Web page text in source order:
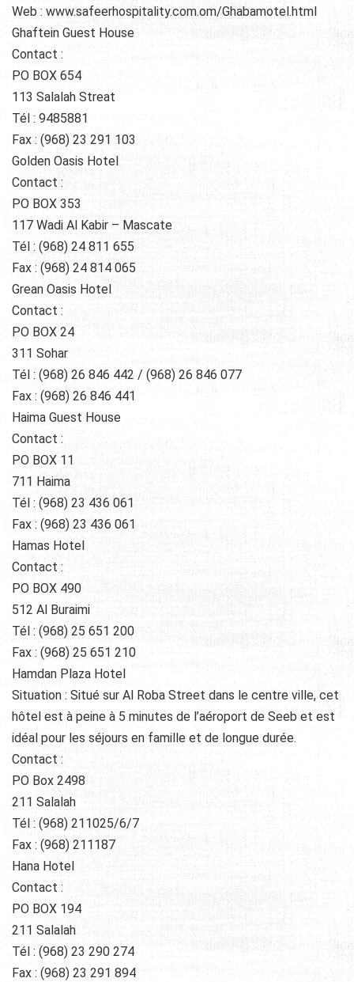
Web : www.safeerhospitality.com.om/Ghabamotel.html
Ghaftein Guest House
Contact :
PO BOX 654
113 Salalah Streat
Tél : 9485881
Fax : (968) 23 291 103
Golden Oasis Hotel
Contact :
PO BOX 353
117 Wadi Al Kabir – Mascate
Tél : (968) 24 811 655
Fax : (968) 24 814 065
Grean Oasis Hotel
Contact :
PO BOX 24
311 Sohar
Tél : (968) 26 846 442 / (968) 26 846 077
Fax : (968) 26 846 441
Haima Guest House
Contact :
PO BOX 11
711 Haima
Tél : (968) 23 436 061
Fax : (968) 23 436 061
Hamas Hotel
Contact :
PO BOX 490
512 Al Buraimi
Tél : (968) 25 651 200
Fax : (968) 25 651 210
Hamdan Plaza Hotel
Situation : Situé sur Al Roba Street dans le centre ville, cet
hôtel est à peine à 5 minutes de l’aéroport de Seeb et est
idéal pour les séjours en famille et de longue durée.
Contact :
PO Box 2498
211 Salalah
Tél : (968) 211025/6/7
Fax : (968) 211187
Hana Hotel
Contact :
PO BOX 194
211 Salalah
Tél : (968) 23 290 274
Fax : (968) 23 291 894